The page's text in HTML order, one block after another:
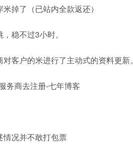
掉了（已站内全款返还）
稳不过3小时。
客户的米进行了主动式的资料更新。
情况并不敢打包票